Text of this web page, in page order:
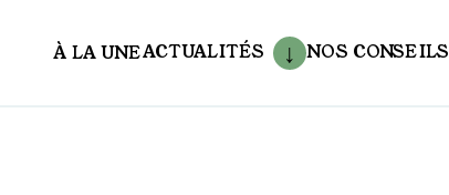
À LA UNEACTUALITÉS NOS CONSEILS